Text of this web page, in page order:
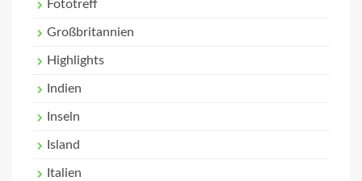
Fototreff
Großbritannien
Highlights
Indien
Inseln
Island
Italien